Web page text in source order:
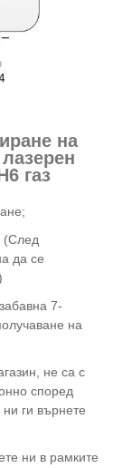
на
газ
(След
да се
7-
на
не са с
според
ги върнете
ни в рамките